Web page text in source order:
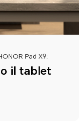
Pad X9:
il tablet